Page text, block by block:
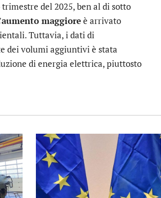
del 2025, ben al di sotto
aumento maggioreè arrivato
Tuttavia, i dati di
dei volumi aggiuntivi è stata
di energia elettrica, piuttosto